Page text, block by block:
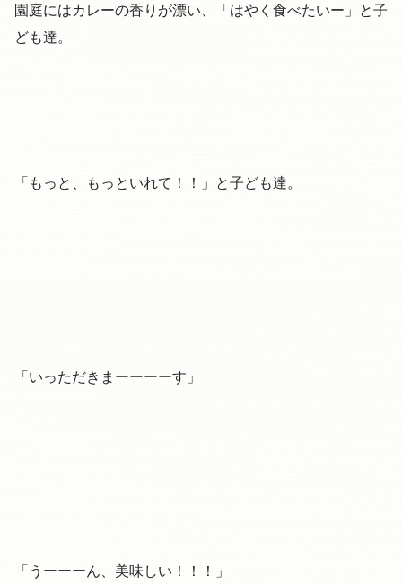
園庭にはカレーの香りが漂い、「はやく食べたいー」と子
ども達。
「もっと、もっといれて！！」と子ども達。
「いっただきまーーーーす」
「うーーーん、美味しい！！！」